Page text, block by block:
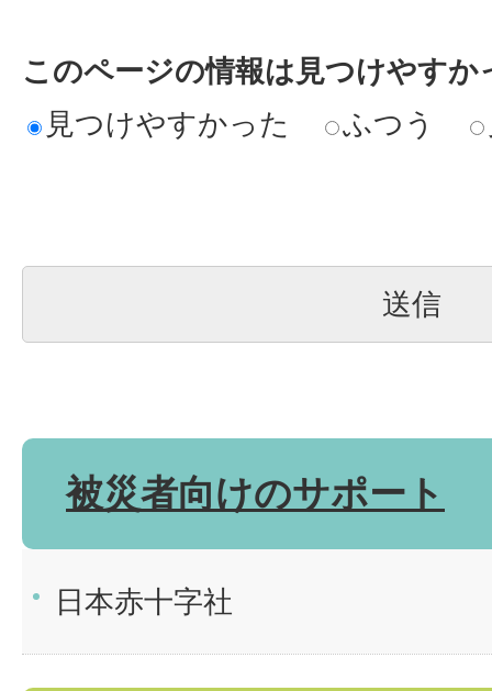
このページの情報は見つけやすか
見つけやすかった
ふつう
被災者向けのサポート
日本赤十字社